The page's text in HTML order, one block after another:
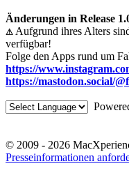
Änderungen in Release
⚠ Aufgrund ihres Alters
verfügbar!
Folge den Apps rund um
https://
https://mastodon.social/
© 2009 - 2026
Presseinformationen